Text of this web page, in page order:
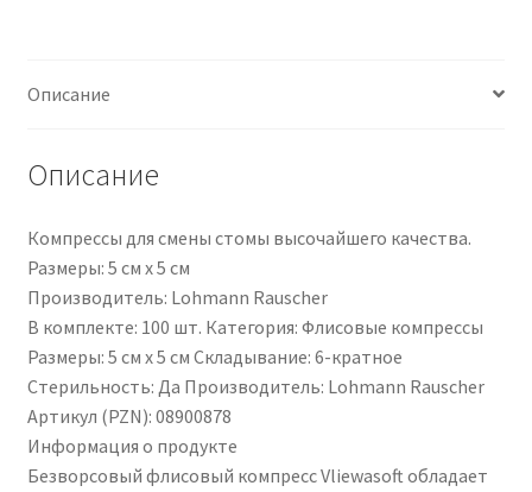
Описание
Описание
Компрессы для смены стомы высочайшего качества.
Размеры: 5 см х 5 см
Производитель: Lohmann Rauscher
В комплекте: 100 шт. Категория: Флисовые компрессы
Размеры: 5 см x 5 см Складывание: 6-кратное
Стерильность: Да Производитель: Lohmann Rauscher
Артикул (PZN): 08900878
Информация о продукте
Безворсовый флисовый компресс Vliewasoft обладает